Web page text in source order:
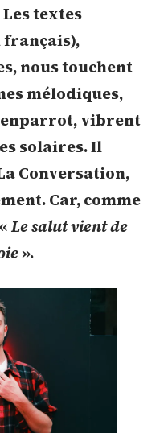
textes
français),
nous touchent
mélodiques,
vibrent
solaires. Il
Conversation,
Car, comme
Le salut vient de
».